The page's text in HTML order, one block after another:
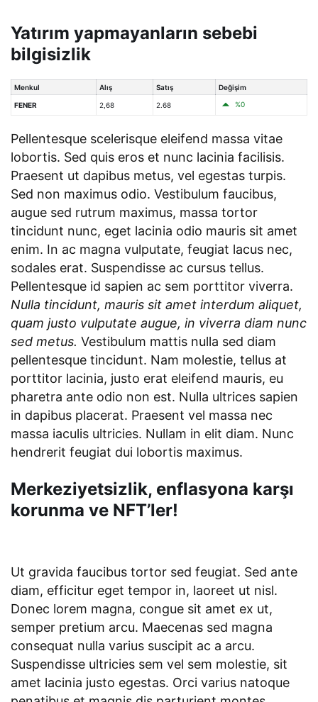
Yatırım yapmayanların sebebi
bilgisizlik
Menkul Alış Satış Değişim
FENER 2,68 2.68 %0
Pellentesque scelerisque eleifend massa vitae
lobortis. Sed quis eros et nunc lacinia facilisis.
Praesent ut dapibus metus, vel egestas turpis.
Sed non maximus odio. Vestibulum faucibus,
augue sed rutrum maximus, massa tortor
tincidunt nunc, eget lacinia odio mauris sit amet
enim. In ac magna vulputate, feugiat lacus nec,
sodales erat. Suspendisse ac cursus tellus.
Pellentesque id sapien ac sem porttitor viverra.
Nulla tincidunt, mauris sit amet interdum aliquet,
quam justo vulputate augue, in viverra diam nunc
sed metus. Vestibulum mattis nulla sed diam
pellentesque tincidunt. Nam molestie, tellus at
porttitor lacinia, justo erat eleifend mauris, eu
pharetra ante odio non est. Nulla ultrices sapien
in dapibus placerat. Praesent vel massa nec
massa iaculis ultricies. Nullam in elit diam. Nunc
hendrerit feugiat dui lobortis maximus.
Merkeziyetsizlik, enflasyona karşı
korunma ve NFT’ler!
Ut gravida faucibus tortor sed feugiat. Sed ante
diam, efficitur eget tempor in, laoreet ut nisl.
Donec lorem magna, congue sit amet ex ut,
semper pretium arcu. Maecenas sed magna
consequat nulla varius suscipit ac a arcu.
Suspendisse ultricies sem vel sem molestie, sit
amet lacinia justo egestas. Orci varius natoque